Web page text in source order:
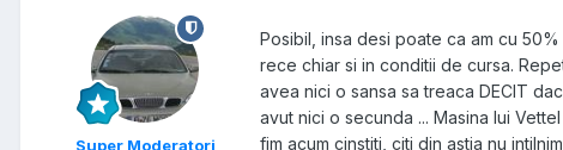
Super Moderatori
Posibil, insa desi poate ca am cu
rece chiar si in conditii de cursa.
avea nici o sansa sa treaca DECIT
avut nici o secunda ... Masina lui
fim acum cinstiti, citi din astia nu